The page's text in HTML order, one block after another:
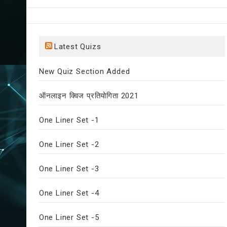
Latest Quizs
New Quiz Section Added
ऑनलाइन क्विज प्रतियोगिता 2021
One Liner Set -1
One Liner Set -2
One Liner Set -3
One Liner Set -4
One Liner Set -5